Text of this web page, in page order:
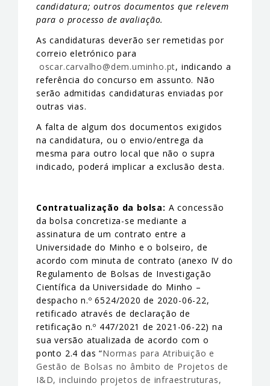
candidatura; outros documentos que relevem
para o processo de avaliação.
As candidaturas deverão ser remetidas por
correio eletrónico para
oscar.carvalho@dem.uminho.pt, indicando a
referência do concurso em assunto. Não
serão admitidas candidaturas enviadas por
outras vias.
A falta de algum dos documentos exigidos
na candidatura, ou o envio/entrega da
mesma para outro local que não o supra
indicado, poderá implicar a exclusão desta.
Contratualização da bolsa: A concessão
da bolsa concretiza-se mediante a
assinatura de um contrato entre a
Universidade do Minho e o bolseiro, de
acordo com minuta de contrato (anexo IV do
Regulamento de Bolsas de Investigação
Científica da Universidade do Minho –
despacho n.º 6524/2020 de 2020-06-22,
retificado através de declaração de
retificação n.º 447/2021 de 2021-06-22) na
sua versão atualizada de acordo com o
ponto 2.4 das “Normas para Atribuição e
Gestão de Bolsas no âmbito de Projetos de
I&D, incluindo projetos de infraestruturas,